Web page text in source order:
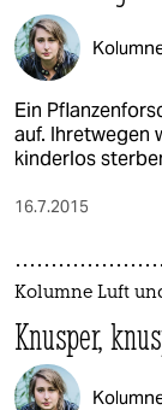
Ein
auf. Ihretwegen
kinderlos
16.7.2015
Kolumne Luft
Knusper,